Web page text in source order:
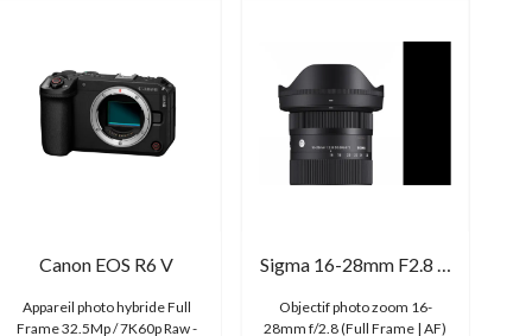
Canon EOS R6 V
Appareil photo hybride Full
Frame 32.5Mp / 7K60p Raw -
Sigma 16-28mm F2.8 DG DN | Contemporary
Objectif photo zoom 16-
28mm f/2.8 (Full Frame | AF)